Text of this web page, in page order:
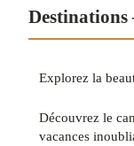
Explorez la
Découvrez le
vacances